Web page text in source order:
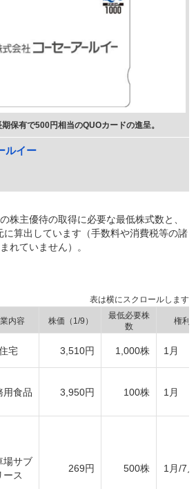
保有で500円相当のQUOカードの進呈。
ルイー
株主優待の取得に必要な最低株式数と、
算出しています（手数料や消費税等の諸
れていません）。
内容 株価（1/9）
最低必要株
数
権利
宅 3,510円 1,000株 1月
用食品 3,950円 100株 1月
場サブ
ース
269円 500株 1月/7月